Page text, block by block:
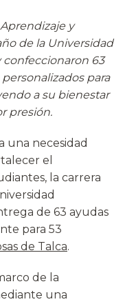
y
de la Universidad
63
para
a su bienestar
presión.
una necesidad
el
la carrera
de 63 ayudas
para 53
de Talca.
de la
una